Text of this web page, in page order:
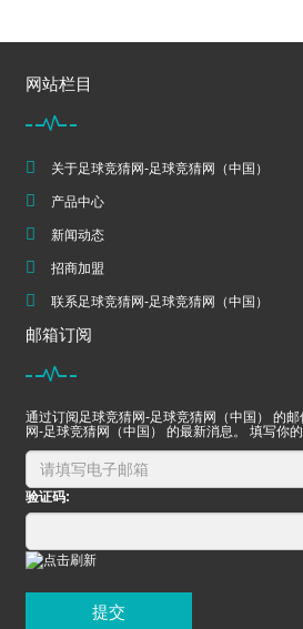
网站栏目
关于足球竞猜网-足球竞猜网（中国）
产品中心
新闻动态
招商加盟
联系足球竞猜网-足球竞猜网（中国）
邮箱订阅
通过订阅足球竞猜网-足球竞猜网（中国） 的
网-足球竞猜网（中国） 的最新消息。 填写你的
验证码:
提交